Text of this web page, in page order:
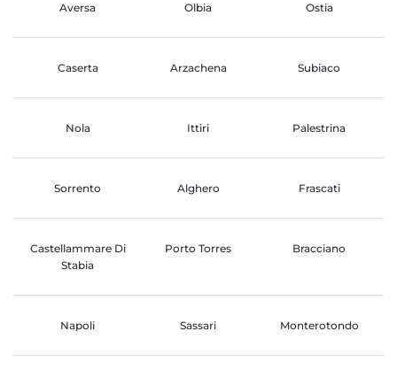
Aversa Olbia Ostia
Caserta Arzachena Subiaco
Nola Ittiri Palestrina
Sorrento Alghero Frascati
Castellammare Di
Stabia
Porto Torres Bracciano
Napoli Sassari Monterotondo